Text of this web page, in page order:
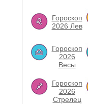
Гороскоп
2026 Лев
Гороскоп
2026
Весы
Гороскоп
2026
Стрелец